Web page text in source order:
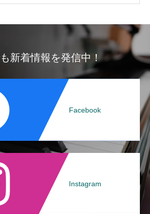
新着情報を発信中！
Facebook
Instagram